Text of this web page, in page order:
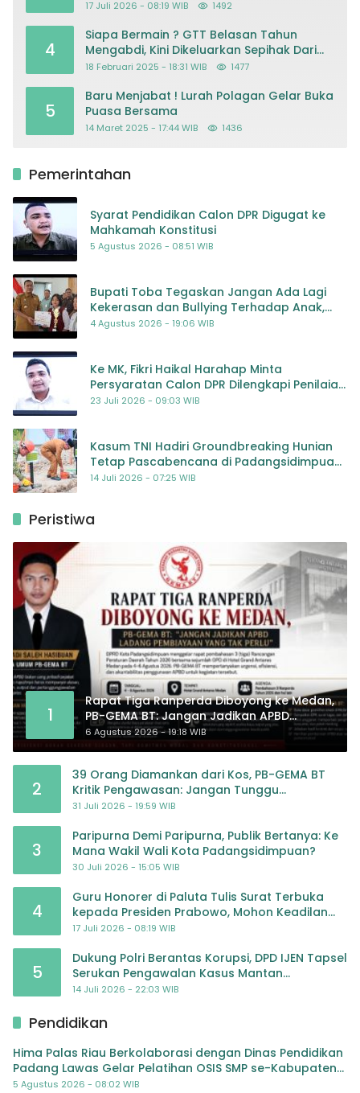
Mohon Keadilan atas Dugaan
17 Juli 2026 - 08:19 WIB 1492
4
Siapa Bermain ? GTT Belasan Tahun
Mengabdi, Kini Dikeluarkan Sepihak Dari
Dapodik
18 Februari 2025 - 18:31 WIB 1477
5
Baru Menjabat ! Lurah Polagan Gelar Buka
Puasa Bersama
14 Maret 2025 - 17:44 WIB 1436
Pemerintahan
Syarat Pendidikan Calon DPR Digugat ke
Mahkamah Konstitusi
5 Agustus 2026 - 08:51 WIB
Bupati Toba Tegaskan Jangan Ada Lagi
Kekerasan dan Bullying Terhadap Anak,
Dorong Kolaborasi Seluruh Pihak
4 Agustus 2026 - 19:06 WIB
Ke MK, Fikri Haikal Harahap Minta
Persyaratan Calon DPR Dilengkapi Penilaian
Kompetensi
23 Juli 2026 - 09:03 WIB
Kasum TNI Hadiri Groundbreaking Hunian
Tetap Pascabencana di Padangsidimpuan,
Harapan Baru bagi Penyintas
14 Juli 2026 - 07:25 WIB
Peristiwa
1
Rapat Tiga Ranperda Diboyong ke Medan,
PB-GEMA BT: Jangan Jadikan APBD
Ladang Pembiayaan yang Tak Perlu
6 Agustus 2026 - 19:18 WIB
2
39 Orang Diamankan dari Kos, PB-GEMA BT
Kritik Pengawasan: Jangan Tunggu
Masyarakat Bergerak Baru Negara Bertindak
31 Juli 2026 - 19:59 WIB
3
Paripurna Demi Paripurna, Publik Bertanya: Ke
Mana Wakil Wali Kota Padangsidimpuan?
30 Juli 2026 - 15:05 WIB
4
Guru Honorer di Paluta Tulis Surat Terbuka
kepada Presiden Prabowo, Mohon Keadilan
atas Dugaan Kriminalisasi
17 Juli 2026 - 08:19 WIB
5
Dukung Polri Berantas Korupsi, DPD IJEN Tapsel
Serukan Pengawalan Kasus Mantan
Jampidsus hingga Tuntas
14 Juli 2026 - 22:03 WIB
Pendidikan
Hima Palas Riau Berkolaborasi dengan Dinas Pendidikan
Padang Lawas Gelar Pelatihan OSIS SMP se-Kabupaten
Padang Lawas
5 Agustus 2026 - 08:02 WIB